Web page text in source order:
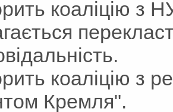
коаліцію з
коаліцію з
Кремля".